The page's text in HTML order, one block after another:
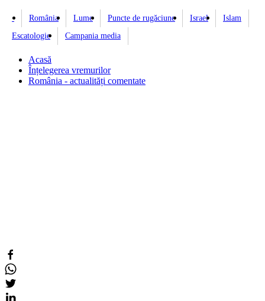
România Lume Puncte de rugăciune Israel
Islam
Escatologie
Campania media
Acasă
Înțelegerea vremurilor
România - actualități comentate